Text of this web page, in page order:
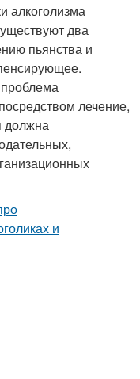
алкоголизма
два
пьянства и
лечение,
должна